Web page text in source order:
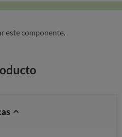
este componente.